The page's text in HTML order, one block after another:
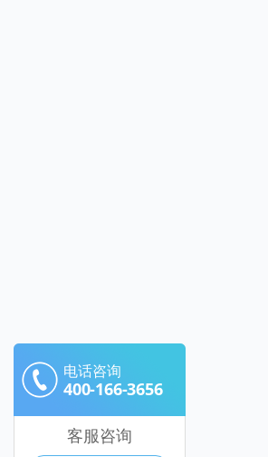
电话咨询
400-166-3656
客服咨询